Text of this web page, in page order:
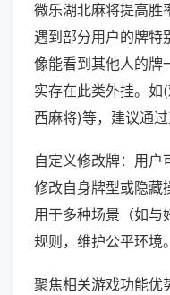
微乐湖北麻将提高胜
遇到部分用户的牌特
像能看到其他人的牌
实存在此类外挂。如
西麻将)等，建议通
自定义修改牌：用户
修改自身牌型或隐藏
用于多种场景（如与
规则，维护公平环境。
聚焦相关游戏功能优